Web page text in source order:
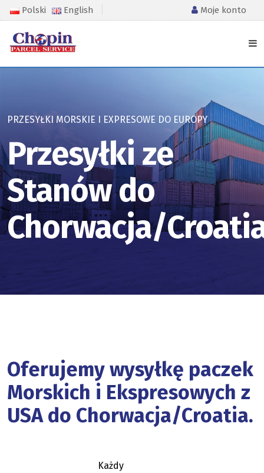
Polski English Moje konto
PRZESYŁKI MORSKIE I EXPRESOWE DO EUROPY
Przesyłki ze
Stanów do
Chorwacja/
Oferujemy wysyłkę paczek
Morskich i Ekspresowych z
USA do Chorwacja/Croatia.
Każdy